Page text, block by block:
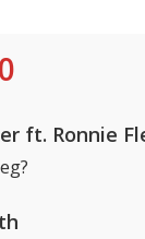
ft. Ronnie